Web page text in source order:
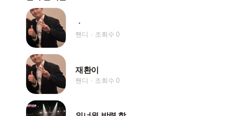
ㆍ
짼디 조회수 0
재환이
짼디 조회수 0